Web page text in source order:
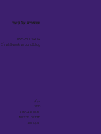
שומרים על קשר
055-5001909
Efrat@workaround.blog
בלוג
ספר
הצהרת נגישות
מדיניות פרטיות
תקנון אתר